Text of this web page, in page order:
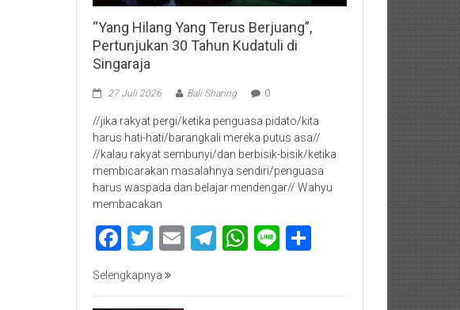
“Yang Hilang Yang Terus Berjuang”,
Pertunjukan 30 Tahun Kudatuli di
Singaraja
27 Juli 2026 Bali Sharing 0
//jika rakyat pergi/ketika penguasa pidato/kita
harus hati-hati/barangkali mereka putus asa//
//kalau rakyat sembunyi/dan berbisik-bisik/ketika
membicarakan masalahnya sendiri/penguasa
harus waspada dan belajar mendengar// Wahyu
membacakan
Facebook
Twitter
EmailTelegram
WhatsApp
Line
Selengkapnya